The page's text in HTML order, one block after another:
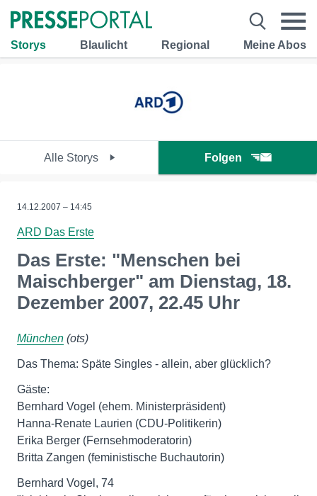
Storys Blaulicht Regional Meine Abos
Alle Storys Folgen
14.12.2007 – 14:45
ARD Das Erste
Das Erste: "Menschen bei
Maischberger" am Dienstag, 18.
Dezember 2007, 22.45 Uhr
München (ots)
Das Thema: Späte Singles - allein, aber glücklich?
Gäste:
Bernhard Vogel (ehem. Ministerpräsident)
Hanna-Renate Laurien (CDU-Politikerin)
Erika Berger (Fernsehmoderatorin)
Britta Zangen (feministische Buchautorin)
Bernhard Vogel, 74